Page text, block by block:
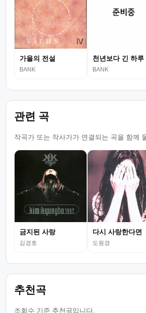
가을의 전설
BANK
천년보다 긴 하루
BANK
관련 곡
작곡가 또는 작사가가 연결되는 곡을 함께
금지된 사랑
김경호
다시 사랑한다면
도원경
추천곡
조회수 기준 추천곡입니다.